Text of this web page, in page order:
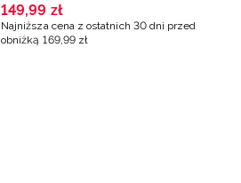
149,99 zł
Najniższa cena z ostatnich 30 dni przed
obniżką 169,99 zł